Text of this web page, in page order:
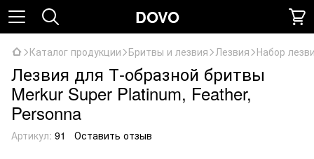
DOVO
Каталог продукции Бритвы и лезвия Лезвия Набор
Лезвия для Т-образной бритвы
Merkur Super Platinum, Feather,
Personna
Артикул: 91 Оставить отзыв